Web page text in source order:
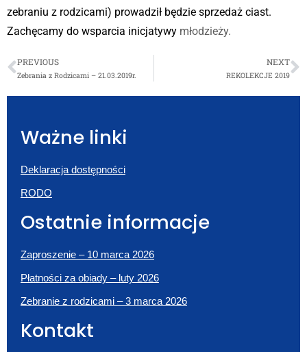
zebraniu z rodzicami) prowadził będzie sprzedaż ciast.
Zachęcamy do wsparcia inicjatywy młodzieży.
PREVIOUS
Zebrania z Rodzicami – 21.03.2019r.
NEXT
REKOLEKCJE 2019
Ważne linki
Deklaracja dostępności
RODO
Ostatnie informacje
Zaproszenie – 10 marca 2026
Płatności za obiady – luty 2026
Zebranie z rodzicami – 3 marca 2026
Kontakt